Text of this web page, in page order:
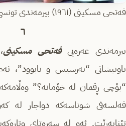
فەتحی مسکینی (١٩٦١) بیرمەندی تونسی
٦
بیرمەندى عەرەبىفەتحى مسكینى
ناونیشانى “نەرسیس و نابوود”،
“بۆچى ڕقمان لە خۆمانە؟”
فەلسەفى شوناسەكە دواجار لە
تێناپەڕێت. ئەو لە سەرەتاى